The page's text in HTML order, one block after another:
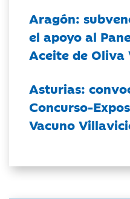
Aragón:
el apoyo al
Aceite de Oliva
Asturias:
Concurso-
Vacuno